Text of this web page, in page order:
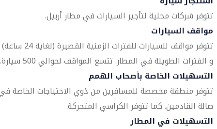
تتوفر شركات محلية لتأجير السيارات في مطار أربيل.
مواقف السيارات
تتوفر مواقف للسيارات للفترات الزمنية القصيرة (لغاية 24 ساعة)
و الفترات الطويلة في المطار. تتسع المواقف لحوالي 500 سيارة.
التسهيلات الخاصة بأصحاب الهمم
تتوفر منطقة مخصصة للمسافرين من ذوي الاحتياجات الخاصة
صالة القادمين. كما تتوفر الكراسي المتحركة.
التسهيلات في المطار